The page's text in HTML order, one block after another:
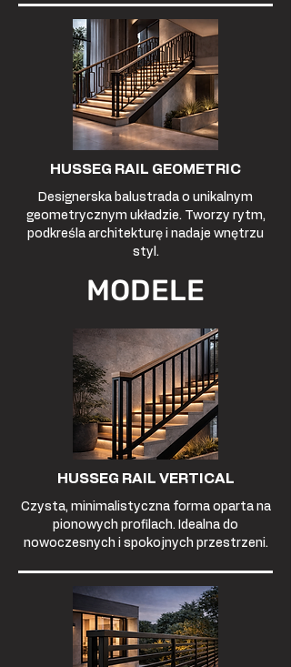
HUSSEG RAIL GEOMETRIC
Designerska balustrada o unikalnym
geometrycznym układzie. Tworzy rytm,
podkreśla architekturę i nadaje wnętrzu
styl.
MODELE
HUSSEG RAIL VERTICAL
Czysta, minimalistyczna forma oparta na
pionowych profilach. Idealna do
nowoczesnych i spokojnych przestrzeni.